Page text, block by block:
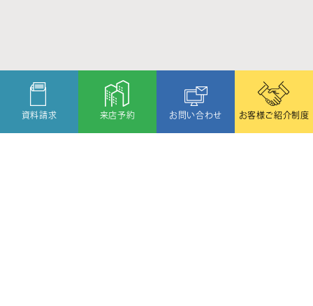
資料請求 来店予約 お問い合わせ お客様ご紹介制度